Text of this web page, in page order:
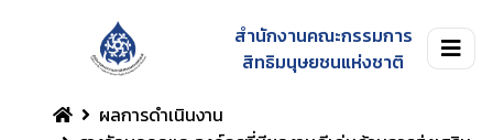
สำนักงานคณะกรรมการ
สิทธิมนุษยชนแห่งชาติ
ผลการดำเนินงาน